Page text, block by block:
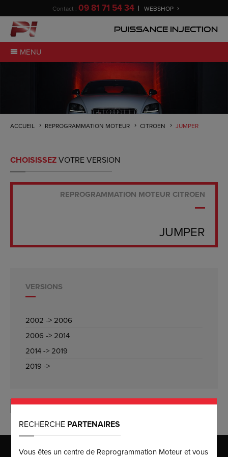
Contact : 09 81 71 54 34 WEBSHOP
Puissance Injection
MENU
ACCUEIL REPROGRAMMATION MOTEUR CITROEN JUMPER
CHOISISSEZVOTRE VERSION
REPROGRAMMATION MOTEUR CITROEN
JUMPER
VERSIONS
2002 -> 2006
2006 -> 2014
2014 -> 2019
2019 ->
VERSION INTROUVABLE ?
RECHERCHE PARTENAIRES
Vous êtes un centre de Reprogrammation Moteur et vous
MAISON MÈRE